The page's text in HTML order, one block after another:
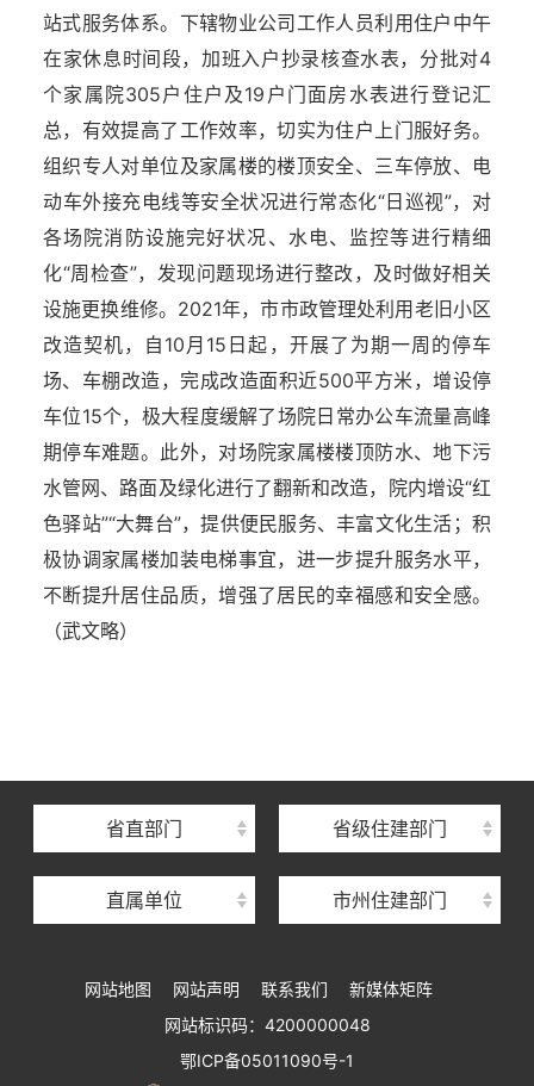
站式服务体系。下辖物业公司工作人员利用住户中午
在家休息时间段，加班入户抄录核查水表，分批对4
个家属院305户住户及19户门面房水表进行登记汇
总，有效提高了工作效率，切实为住户上门服好务。
组织专人对单位及家属楼的楼顶安全、三车停放、电
动车外接充电线等安全状况进行常态化“日巡视”，对
各场院消防设施完好状况、水电、监控等进行精细
化“周检查”，发现问题现场进行整改，及时做好相关
设施更换维修。2021年，市市政管理处利用老旧小区
改造契机，自10月15日起，开展了为期一周的停车
场、车棚改造，完成改造面积近500平方米，增设停
车位15个，极大程度缓解了场院日常办公车流量高峰
期停车难题。此外，对场院家属楼楼顶防水、地下污
水管网、路面及绿化进行了翻新和改造，院内增设“红
色驿站”“大舞台”，提供便民服务、丰富文化生活；积
极协调家属楼加装电梯事宜，进一步提升服务水平，
不断提升居住品质，增强了居民的幸福感和安全感。
（武文略）
省直部门 省级住建部门
直属单位
湖北省住房保障中心
湖北省建设工程质量安全监督总站
湖北省建设工程标准定额管理总站
湖北省住建厅执业资格注册中心
湖北省城乡建设发展中心
市州住建部门
网站地图 网站声明 联系我们
新媒体矩阵
网站标识码：4200000048
鄂ICP备05011090号-1